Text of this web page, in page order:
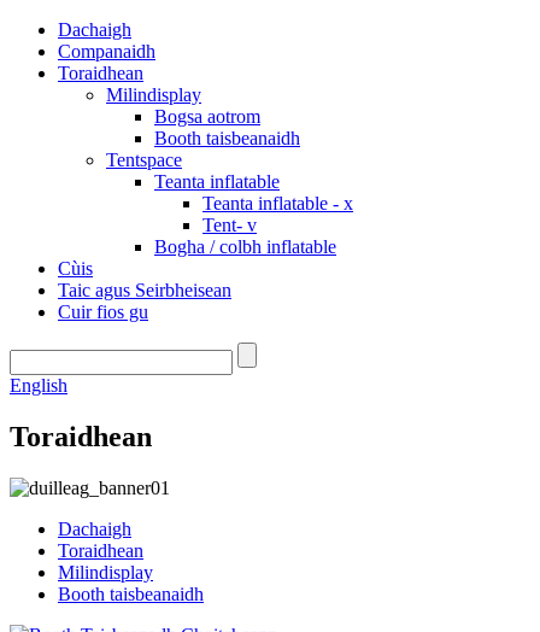
Dachaigh
Companaidh
Toraidhean
Milindisplay
Bogsa aotrom
Booth taisbeanaidh
Tentspace
Teanta inflatable
Teanta inflatable - x
Tent- v
Bogha / colbh inflatable
Cùis
Taic agus Seirbheisean
Cuir fios gu
English
Toraidhean
Dachaigh
Toraidhean
Milindisplay
Booth taisbeanaidh